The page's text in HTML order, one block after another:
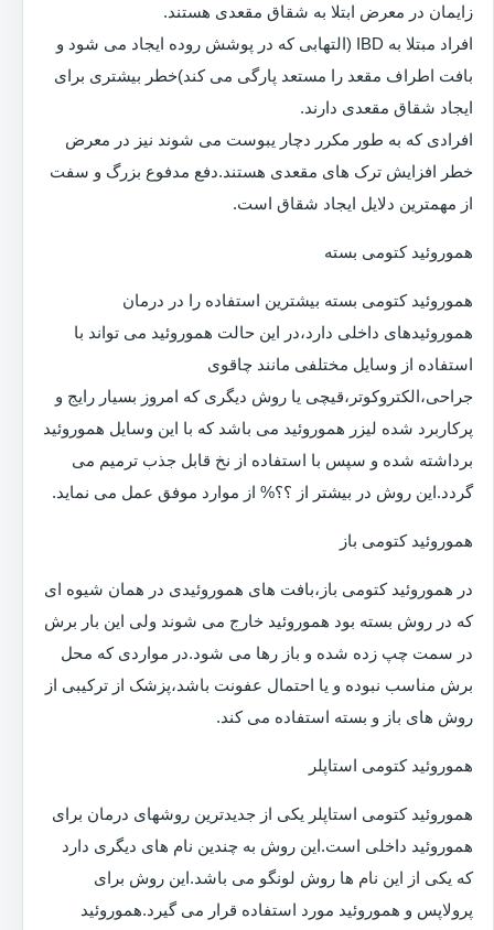
زایمان در معرض ابتلا به شقاق مقعدی هستند.
افراد مبتلا به IBD (التهابی که در پوشش روده ایجاد می شود و
بافت اطراف مقعد را مستعد پارگی می کند)خطر بیشتری برای
ایجاد شقاق مقعدی دارند.
افرادی که به طور مکرر دچار یبوست می شوند نیز در معرض
خطر افزایش ترک های مقعدی هستند.دفع مدفوع بزرگ و سفت
از مهمترین دلایل ایجاد شقاق است.
هموروئید کتومی بسته
هموروئید کتومی بسته بیشترین استفاده را در درمان
هموروئیدهای داخلی دارد،در این حالت هموروئید می تواند با
استفاده از وسایل مختلفی مانند چاقوی
جراحی،الکتروکوتر،قیچی یا روش دیگری که امروز بسیار رایج و
پرکاربرد شده لیزر هموروئید می باشد که با این وسایل هموروئید
برداشته شده و سپس با استفاده از نخ قابل جذب ترمیم می
گردد.این روش در بیشتر از ؟؟% از موارد موفق عمل می نماید.
هموروئید کتومی باز
در هموروئید کتومی باز،بافت های هموروئیدی در همان شیوه ای
که در روش بسته بود هموروئید خارج می شوند ولی این بار برش
در سمت چپ زده شده و باز رها می شود.در مواردی که محل
برش مناسب نبوده و یا احتمال عفونت باشد،پزشک از ترکیبی از
روش های باز و بسته استفاده می کند.
هموروئید کتومی استاپلر
هموروئید کتومی استاپلر یکی از جدیدترین روشهای درمان برای
هموروئید داخلی است.این روش به چندین نام های دیگری دارد
که یکی از این نام ها روش لونگو می باشد.این روش برای
پرولاپس و هموروئید مورد استفاده قرار می گیرد.هموروئید